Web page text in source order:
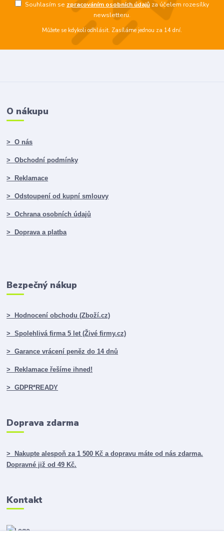
Souhlasím se zpracováním osobních údajůza účelem rozesílky
newsletteru.
Můžete se kdykoli odhlásit. Zasíláme jednou za 14 dní.
O nákupu
> O nás
> Obchodní podmínky
> Reklamace
> Odstoupení od kupní smlouvy
> Ochrana osobních údajů
> Doprava a platba
Bezpečný nákup
> Hodnocení obchodu (Zboží.cz)
> Spolehlivá firma 5 let (Živé firmy.cz)
> Garance vrácení peněz do 14 dnů
> Reklamace řešíme ihned!
> GDPR*READY
Doprava zdarma
> Nakupte alespoň za 1 500 Kč a dopravu máte od nás zdarma.
Dopravné již od 49 Kč.
Kontakt